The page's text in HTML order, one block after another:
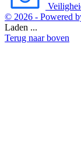
© 2026 - Powered
Laden ...
Terug naar boven